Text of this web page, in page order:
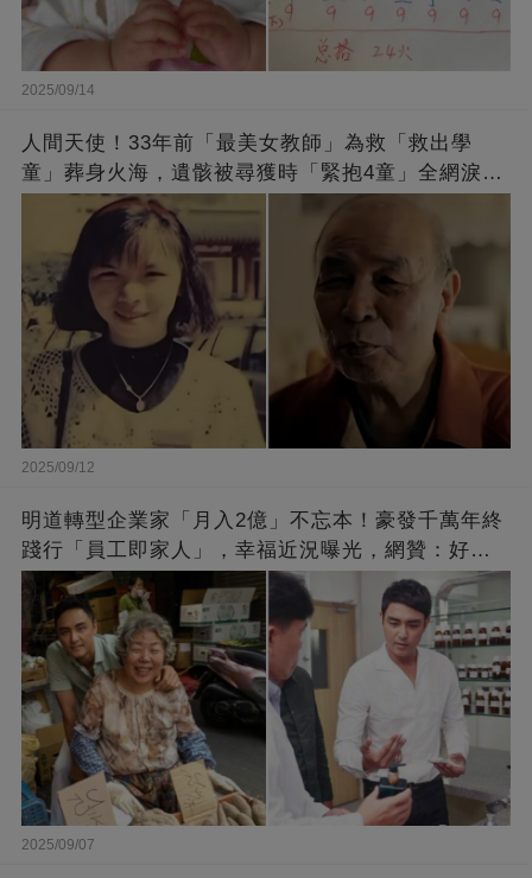
2025/09/14
人間天使！33年前「最美女教師」為救「救出學
童」葬身火海，遺骸被尋獲時「緊抱4童」全網淚
崩：真正的英雄不該被遺忘
2025/09/12
明道轉型企業家「月入2億」不忘本！豪發千萬年終
踐行「員工即家人」，幸福近況曝光，網贊：好老
闆的福報
2025/09/07